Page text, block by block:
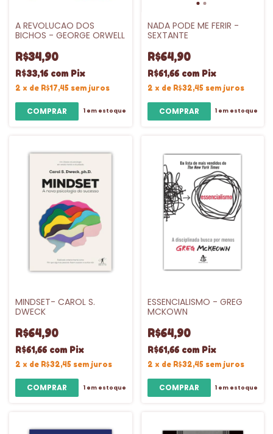
A REVOLUCAO DOS
BICHOS - GEORGE ORWELL
R$34,90
R$33,16 com Pix
2 x de R$17,45 sem juros
1em estoque
NADA PODE ME FERIR -
SEXTANTE
R$64,90
R$61,66 com Pix
2 x de R$32,45 sem juros
1 em estoque
MINDSET- CAROL S.
DWECK
R$64,90
R$61,66 com Pix
2 x de R$32,45 sem juros
1em estoque
ESSENCIALISMO - GREG
MCKOWN
R$64,90
R$61,66 com Pix
2 x de R$32,45 sem juros
1 em estoque